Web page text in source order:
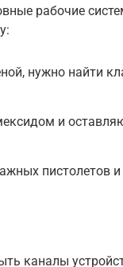
рабочие
нужно найти
и
пистолетов
каналы